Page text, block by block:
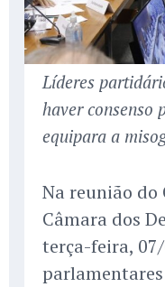
Líderes
haver consenso
equipara a
Na reunião do
Câmara dos
terça-feira,